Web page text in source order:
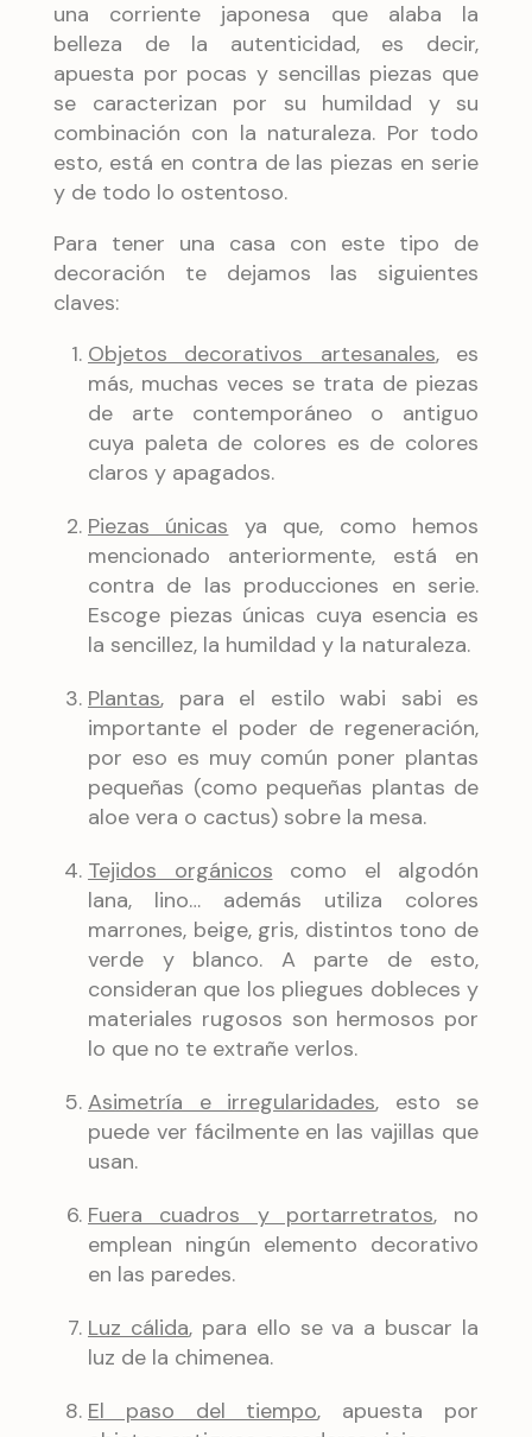
una corriente japonesa que alaba la
belleza de la autenticidad, es decir,
apuesta por pocas y sencillas piezas que
se caracterizan por su humildad y su
combinación con la naturaleza. Por todo
esto, está en contra de las piezas en serie
y de todo lo ostentoso.
Para tener una casa con este tipo de
decoración te dejamos las siguientes
claves:
Objetos decorativos artesanales, es
más, muchas veces se trata de piezas
de arte contemporáneo o antiguo
cuya paleta de colores es de colores
claros y apagados.
Piezas únicas ya que, como hemos
mencionado anteriormente, está en
contra de las producciones en serie.
Escoge piezas únicas cuya esencia es
la sencillez, la humildad y la naturaleza.
Plantas, para el estilo wabi sabi es
importante el poder de regeneración,
por eso es muy común poner plantas
pequeñas (como pequeñas plantas de
aloe vera o cactus) sobre la mesa.
Tejidos orgánicos como el algodón
lana, lino… además utiliza colores
marrones, beige, gris, distintos tono de
verde y blanco. A parte de esto,
consideran que los pliegues dobleces y
materiales rugosos son hermosos por
lo que no te extrañe verlos.
Asimetría e irregularidades, esto se
puede ver fácilmente en las vajillas que
usan.
Fuera cuadros y portarretratos, no
emplean ningún elemento decorativo
en las paredes.
Luz cálida, para ello se va a buscar la
luz de la chimenea.
El paso del tiempo, apuesta por